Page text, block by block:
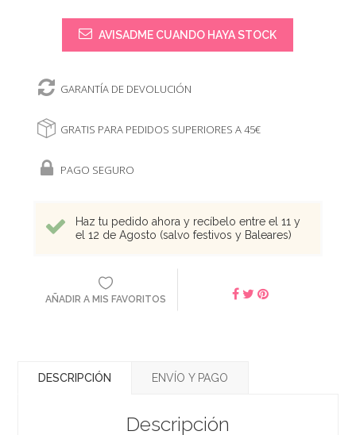
AVISADME CUANDO HAYA STOCK
GARANTÍA DE DEVOLUCIÓN
GRATIS PARA PEDIDOS SUPERIORES A 45€
PAGO SEGURO
Haz tu pedido ahora y recíbelo entre el 11 y
el 12 de Agosto (salvo festivos y Baleares)
AÑADIR A MIS FAVORITOS
DESCRIPCIÓN ENVÍO Y PAGO
Descripción